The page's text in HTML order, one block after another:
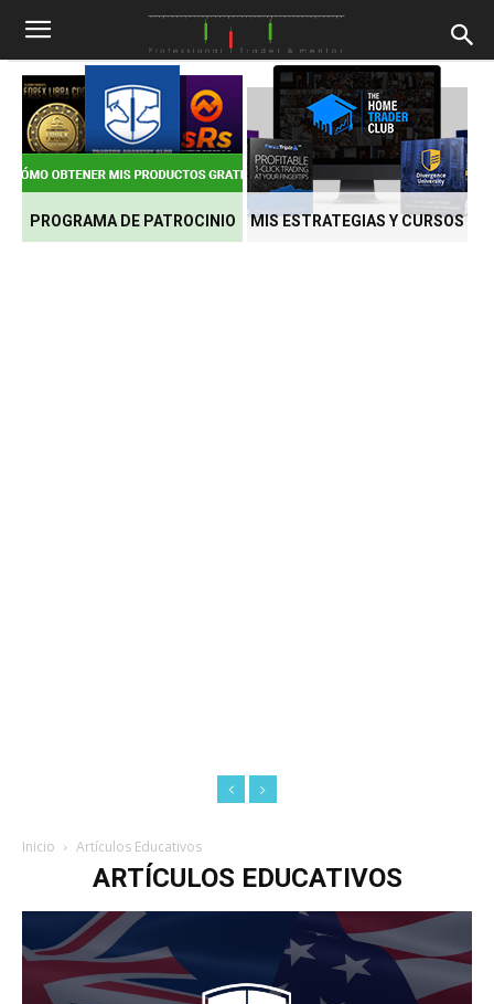
PROGRAMA DE PATROCINIO MIS ESTRATEGIAS Y CURSOS
Inicio Artículos Educativos
ARTÍCULOS EDUCATIVOS